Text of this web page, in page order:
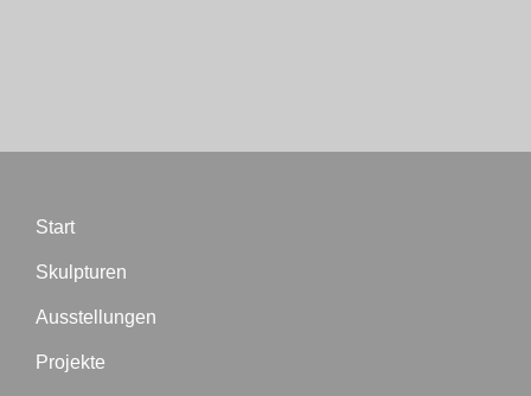
Start
Skulpturen
Ausstellungen
Projekte